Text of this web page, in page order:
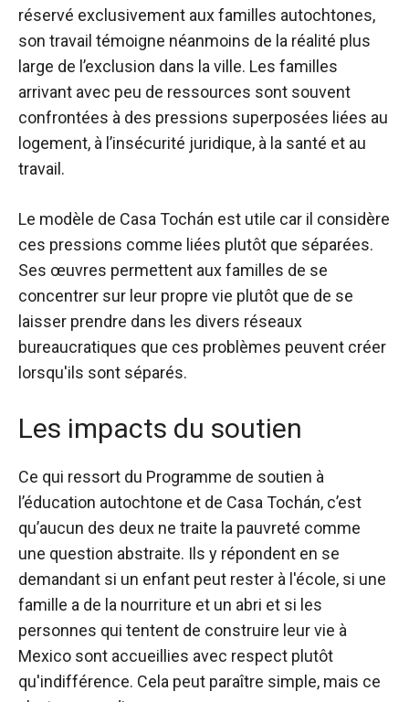
réservé exclusivement aux familles autochtones,
son travail témoigne néanmoins de la réalité plus
large de l’exclusion dans la ville. Les familles
arrivant avec peu de ressources sont souvent
confrontées à des pressions superposées liées au
logement, à l’insécurité juridique, à la santé et au
travail.
Le modèle de Casa Tochán est utile car il considère
ces pressions comme liées plutôt que séparées.
Ses œuvres permettent aux familles de se
concentrer sur leur propre vie plutôt que de se
laisser prendre dans les divers réseaux
bureaucratiques que ces problèmes peuvent créer
lorsqu'ils sont séparés.
Les impacts du soutien
Ce qui ressort du Programme de soutien à
l’éducation autochtone et de Casa Tochán, c’est
qu’aucun des deux ne traite la pauvreté comme
une question abstraite. Ils y répondent en se
demandant si un enfant peut rester à l'école, si une
famille a de la nourriture et un abri et si les
personnes qui tentent de construire leur vie à
Mexico sont accueillies avec respect plutôt
qu'indifférence. Cela peut paraître simple, mais ce